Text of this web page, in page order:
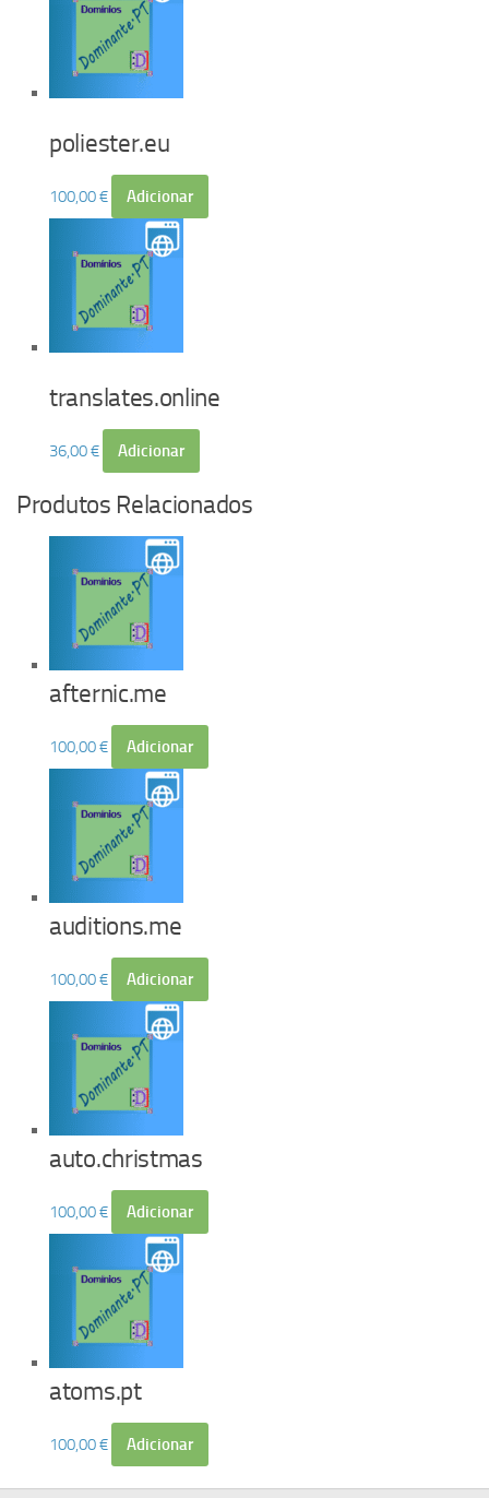
poliester.eu
100,00€ Adicionar
translates.online
36,00€ Adicionar
Produtos Relacionados
afternic.me
100,00€ Adicionar
auditions.me
100,00€ Adicionar
auto.christmas
100,00€ Adicionar
atoms.pt
100,00€ Adicionar